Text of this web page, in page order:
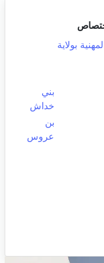
بولاية
بني
خداش
بن
عروس